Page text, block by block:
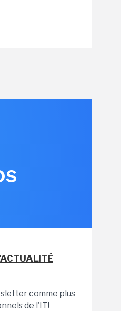
comme plus
de l'IT!